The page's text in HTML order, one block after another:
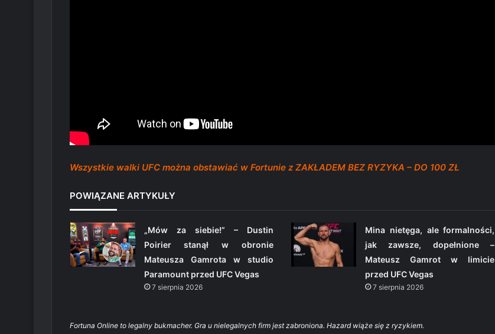
Wszystkie walki UFC można obstawiać w Fortunie z ZAKŁADEM BEZ RYZYKA – DO 100 ZŁ
POWIĄZANE ARTYKUŁY
„Mów za siebie!” – Dustin
Poirier stanął w obronie
Mateusza Gamrota w studio
Paramount przed UFC Vegas
7 sierpnia 2026
Mina nietęga, ale formalności,
jak zawsze, dopełnione –
Mateusz Gamrot w limicie
przed UFC Vegas
7 sierpnia 2026
Fortuna Online to legalny bukmacher. Gra u nielegalnych firm jest zabroniona. Hazard wiąże się z ryzykiem.